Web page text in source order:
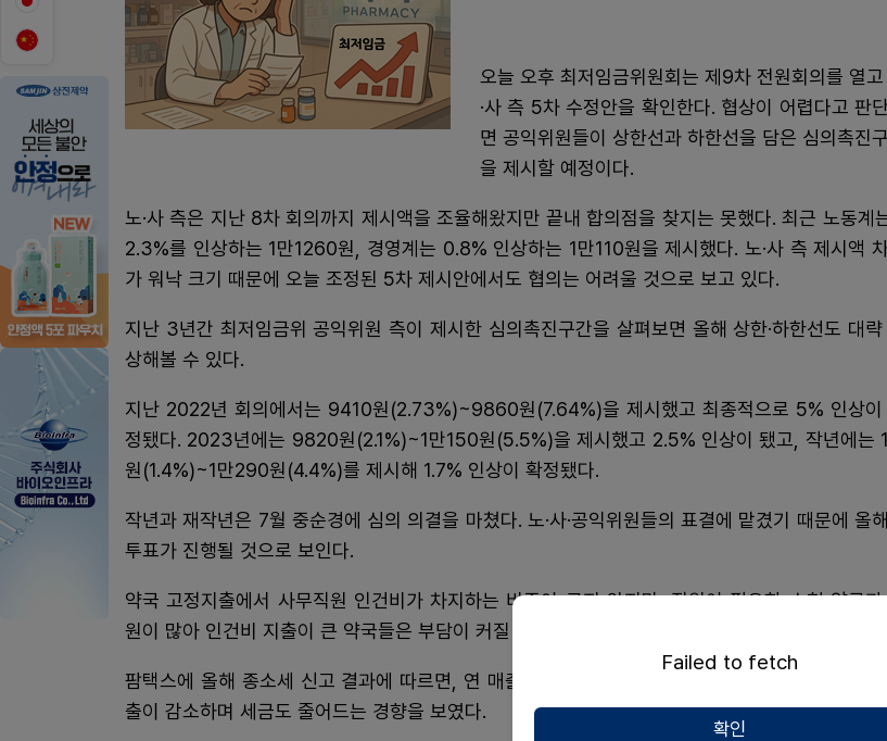
오늘 오후 최저임금위원회는 제9차 전원회의를 열
·사 측 5차 수정안을 확인한다. 협상이 어렵다고 판
면 공익위원들이 상한선과 하한선을 담은 심의촉진
을 제시할 예정이다.
노·사 측은 지난 8차 회의까지 제시액을 조율해왔지만 끝내 합의점을 찾지는 못했다. 최근 노동계
2.3%를 인상하는 1만1260원, 경영계는 0.8% 인상하는 1만110원을 제시했다. 노·사 측 제시액 차
가 워낙 크기 때문에 오늘 조정된 5차 제시안에서도 협의는 어려울 것으로 보고 있다.
지난 3년간 최저임금위 공익위원 측이 제시한 심의촉진구간을 살펴보면 올해 상한·하한선도 대략
상해볼 수 있다.
지난 2022년 회의에서는 9410원(2.73%)~9860원(7.64%)을 제시했고 최종적으로 5% 인상이
정됐다. 2023년에는 9820원(2.1%)~1만150원(5.5%)을 제시했고 2.5% 인상이 됐고, 작년에는
원(1.4%)~1만290원(4.4%)를 제시해 1.7% 인상이 확정됐다.
작년과 재작년은 7월 중순경에 심의 의결을 마쳤다. 노·사·공익위원들의 표결에 맡겼기 때문에 올
투표가 진행될 것으로 보인다.
약국 고정지출에서 사무직원 인건비가 차지하는 비중이 크지 않지만, 직원이 필요한 소형 약국
원이 많아 인건비 지출이 큰 약국들은 부담이 커질 것으로 보인다.
팜택스에 올해 종소세 신고 결과에 따르면, 연 매출 15억이 넘지 않는 약국의 경우 작년 조제약과
출이 감소하며 세금도 줄어드는 경향을 보였다.
Failed to fetch
확인